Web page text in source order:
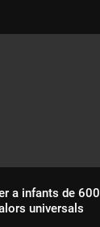
a infants de 600
universals